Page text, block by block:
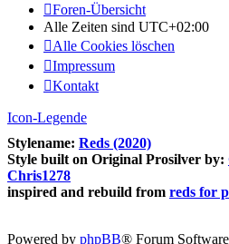
Foren-Übersicht
Alle Zeiten sind UTC+02:00
Alle Cookies löschen
Impressum
Kontakt
Icon-Legende
Stylename: Reds (2020)
Style built on Original Prosilver by:
Chris1278
inspired and rebuild from reds for
Powered by phpBB® Forum